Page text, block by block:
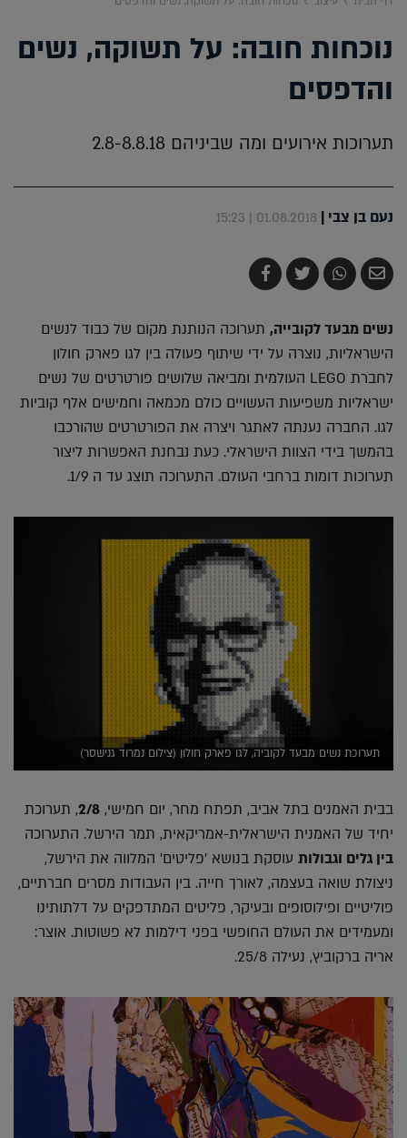
נוכחות חובה: על תשוקה, נשים
והדפסים
תערוכות אירועים ומה שביניהם 2.8-8.8.18
נעם בן צבי |
01.08.2018 | 15:23
שלח
בדואר
שתף
ב-
צייץ
ב-
שתף
ב-
נשים מבעד לקובייה, תערוכה הנותנת מקום של כבוד לנשים
הישראליות, נוצרה על ידי שיתוף פעולה בין לגו פארק חולון
לחברת LEGO העולמית ומביאה שלושים פורטרטים של נשים
ישראליות משפיעות העשויים כולם מכמאה וחמישים אלף קוביות
לגו. החברה נענתה לאתגר ויצרה את הפורטרטים שהורכבו
בהמשך בידי הצוות הישראלי. כעת נבחנת האפשרות ליצור
תערוכות דומות ברחבי העולם. התערוכה תוצג עד ה 1/9.
תערוכת נשים מבעד לקוביה, לגו פארק חולון (צילום נמרוד גנישסר)
בבית האמנים בתל אביב, תפתח מחר, יום חמישי, 2/8, תערוכת
יחיד של האמנית הישראלית-אמריקאית, תמר הירשל. התערוכה
בין גלים וגבולות עוסקת בנושא 'פליטים' המלווה את הירשל,
ניצולת שואה בעצמה, לאורך חייה. בין העבודות מסרים חברתיים,
פוליטיים ופילוסופים ובעיקר, פליטים המתדפקים על דלתותינו
ומעמידים את העולם החופשי בפני דילמות לא פשוטות. אוצר:
אריה ברקוביץ, נעילה 25/8.